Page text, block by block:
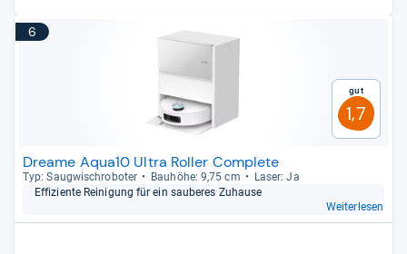
6
Gut
1,7
Dreame Aqua10 Ultra Roller Complete
Typ: Saug­wisch­ro­bo­ter Bau­höhe: 9,75 cm
Laser: Ja
Effi­zi­ente Rei­ni­gung für ein sau­be­res Zuhause
Weiterlesen